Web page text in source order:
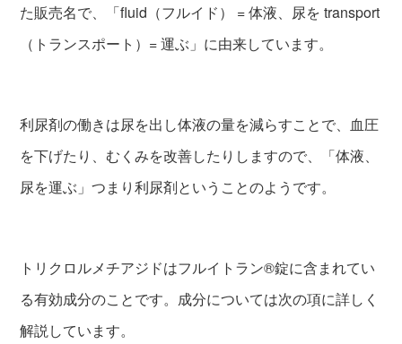
た販売名で、「fluid（フルイド） = 体液、尿を transport
（トランスポート）= 運ぶ」に由来しています。
利尿剤の働きは尿を出し体液の量を減らすことで、血圧
を下げたり、むくみを改善したりしますので、「体液、
尿を運ぶ」つまり利尿剤ということのようです。
トリクロルメチアジドはフルイトラン®錠に含まれてい
る有効成分のことです。成分については次の項に詳しく
解説しています。